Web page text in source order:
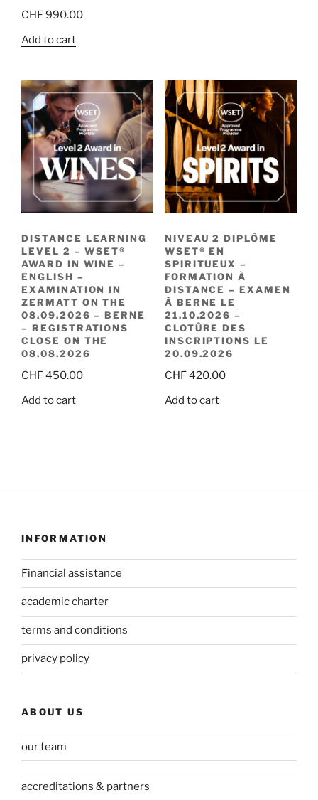
CHF990.00
Add to cart
DISTANCE LEARNING
LEVEL 2 – WSET®
AWARD IN WINE –
ENGLISH –
EXAMINATION IN
ZERMATT ON THE
08.09.2026 – BERNE
– REGISTRATIONS
CLOSE ON THE
08.08.2026
CHF450.00
Add to cart
NIVEAU 2 DIPLÔME
WSET® EN
SPIRITUEUX –
FORMATION À
DISTANCE – EXAMEN
À BERNE LE
21.10.2026 –
CLOTÛRE DES
INSCRIPTIONS LE
20.09.2026
CHF420.00
Add to cart
INFORMATION
Financial assistance
academic charter
terms and conditions
privacy policy
ABOUT US
our team
accreditations & partners